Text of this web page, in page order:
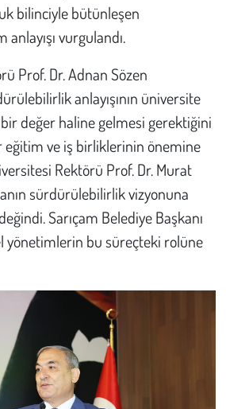
bilinciyle bütünleşen
vurgulandı.
Prof. Dr. Adnan Sözen
anlayışının üniversite
değer haline gelmesi gerektiğini
ve iş birliklerinin önemine
Rektörü Prof. Dr. Murat
sürdürülebilirlik vizyonuna
Sarıçam Belediye Başkanı
yönetimlerin bu süreçteki rolüne